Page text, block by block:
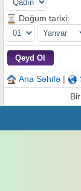
Doğum tarixi:
Ana Səhifə |